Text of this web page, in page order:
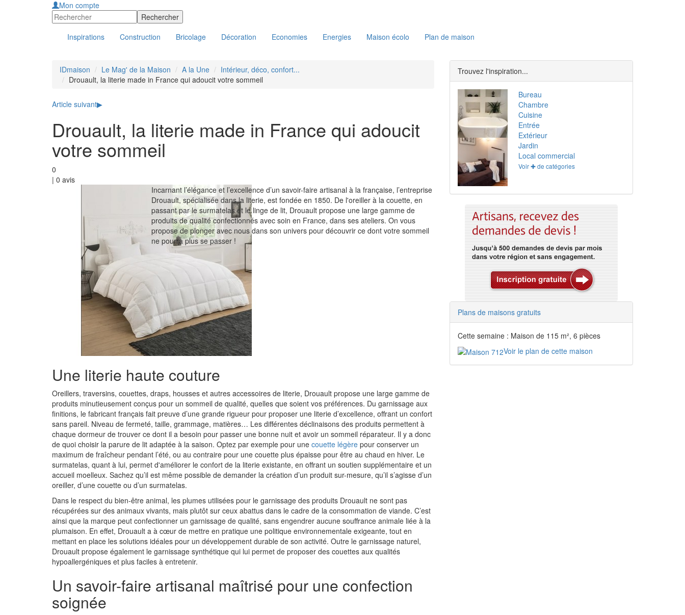
Mon compte
Inspirations Construction Bricolage Décoration Economies Energies Maison écolo Plan de maison
IDmaison Le Mag' de la Maison A la Une
Intérieur, déco, confort...
Drouault, la literie made in France qui adoucit votre sommeil
Article suivant▶
Drouault, la literie made in France qui adoucit
votre sommeil
0
| 0 avis
Incarnant l’élégance et l’excellence d’un savoir-faire artisanal à la française, l’entreprise
Drouault, spécialisée dans la literie, est fondée en 1850. De l'oreiller à la couette, en
passant par le surmatelas et le linge de lit, Drouault propose une large gamme de
produits de qualité confectionnés avec soin en France, dans ses ateliers. On vous
propose de plonger avec nous dans son univers pour découvrir ce dont votre sommeil
ne pourra plus se passer !
Une literie haute couture
Oreillers, traversins, couettes, draps, housses et autres accessoires de literie, Drouault propose une large gamme de
produits minutieusement conçus pour un sommeil de qualité, quelles que soient vos préférences. Du garnissage aux
finitions, le fabricant français fait preuve d’une grande rigueur pour proposer une literie d’excellence, offrant un confort
sans pareil. Niveau de fermeté, taille, grammage, matières… Les différentes déclinaisons des produits permettent à
chaque dormeur de trouver ce dont il a besoin pour passer une bonne nuit et avoir un sommeil réparateur. Il y a donc
de quoi choisir la parure de lit adaptée à la saison. Optez par exemple pour une couette légère pour conserver un
maximum de fraîcheur pendant l’été, ou au contraire pour une couette plus épaisse pour être au chaud en hiver. Le
surmatelas, quant à lui, permet d'améliorer le confort de la literie existante, en offrant un soutien supplémentaire et un
accueil moelleux. Sachez qu’il est même possible de demander la création d’un produit sur-mesure, qu’il s’agisse d’un
oreiller, d’une couette ou d’un surmatelas.
Dans le respect du bien-être animal, les plumes utilisées pour le garnissage des produits Drouault ne sont pas
récupérées sur des animaux vivants, mais plutôt sur ceux abattus dans le cadre de la consommation de viande. C’est
ainsi que la marque peut confectionner un garnissage de qualité, sans engendrer aucune souffrance animale liée à la
plumaison. En effet, Drouault a à cœur de mettre en pratique une politique environnementale exigeante, tout en
mettant en place les solutions idéales pour un développement durable de son activité. Outre le garnissage naturel,
Drouault propose également le garnissage synthétique qui lui permet de proposer des couettes aux qualités
hypoallergéniques et plus faciles à entretenir.
Un savoir-faire artisanal maîtrisé pour une confection
soignée
Trouvez l'inspiration...
Bureau
Chambre
Cuisine
Entrée
Extérieur
Jardin
Local commercial
Voir ✚ de catégories
Plans de maisons gratuits
Cette semaine : Maison de 115 m², 6 pièces
Voir le plan de cette maison